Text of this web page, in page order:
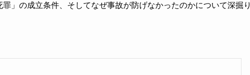
」の成立条件、そしてなぜ事故が防げなかったのかについて深掘り